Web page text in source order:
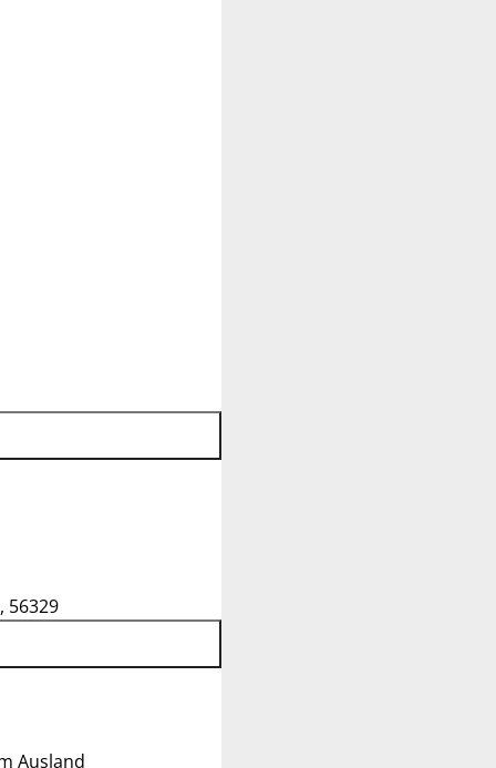
56329
Ausland